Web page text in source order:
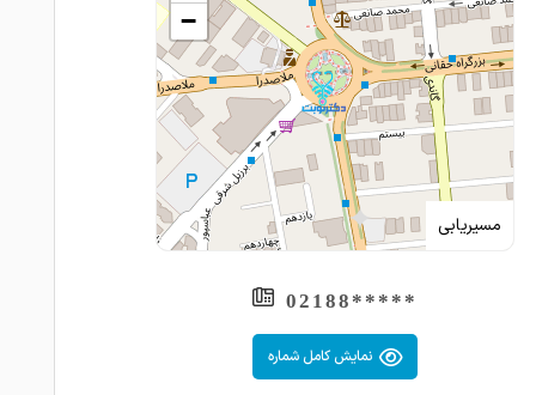
مسیریابی
−
*****02188
نمایش کامل شماره